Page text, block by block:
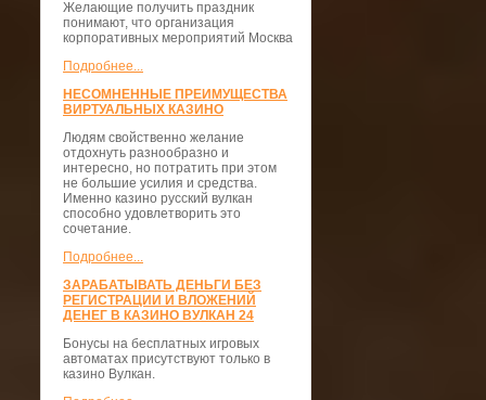
Желающие получить праздник
понимают, что организация
корпоративных мероприятий Москва
Подробнее...
НЕСОМНЕННЫЕ ПРЕИМУЩЕСТВА
ВИРТУАЛЬНЫХ КАЗИНО
Людям свойственно желание
отдохнуть разнообразно и
интересно, но потратить при этом
не большие усилия и средства.
Именно казино русский вулкан
способно удовлетворить это
сочетание.
Подробнее...
ЗАРАБАТЫВАТЬ ДЕНЬГИ БЕЗ
РЕГИСТРАЦИИ И ВЛОЖЕНИЙ
ДЕНЕГ В КАЗИНО ВУЛКАН 24
Бонусы на бесплатных игровых
автоматах присутствуют только в
казино Вулкан.